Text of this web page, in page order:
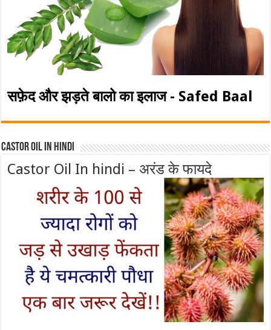
सफ़ेद और झड़ते बालो का इलाज - Safed Baal
Castor Oil In Hindi
Castor Oil In hindi – अरंड के फायदे